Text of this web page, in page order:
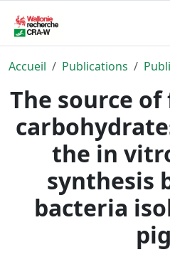
Accueil Publications
The source
the in
synthesis
bacteria